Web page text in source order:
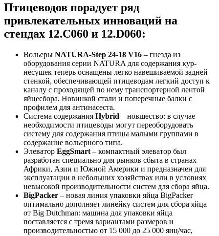
Птицеводов порадует ряд
привлекательных инноваций на
стендах 12.C060 и 12.D060:
Вольеры NATURA-Step 24-18 V16 – гнезда из
оборудования серии NATURA для содержания кур-
несушек теперь оснащены легко навешиваемой задней
стенкой, обеспечивающей птицеводам легкий доступ к
каналу с проходящей по нему транспортерной лентой
яйцесбора. Новинкой стали и поперечные балки с
профилем для антинасеста.
Система содержания Hybrid – новшество: в случае
необходимости птицеводы могут переоборудовать
систему для содержания птицы малыми группами в
содержание вольерного типа.
Элеватор EggSmart – компактный элеватор был
разработан специально для рынков сбыта в странах
Африки, Азии и Южной Америки и предназначен для
эксплуатации в небольших хозяйствах или в условиях
невысокой производительности систем для сбора яйца.
BigPacker – новая линия упаковки яйца BigPacker
оптимально дополняет линейку систем для сбора яйца
от Big Dutchman: машина для упаковки яйца
поставляется с тремя вариантами размеров и
производительностью от 15 000 до 25 000 яиц/час,